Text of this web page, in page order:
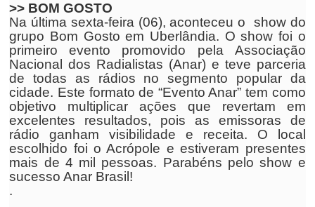
>> BOM GOSTO
Na última sexta-feira (06), aconteceu o show do
grupo Bom Gosto em Uberlândia. O show foi o
primeiro evento promovido pela Associação
Nacional dos Radialistas (Anar) e teve parceria
de todas as rádios no segmento popular da
cidade. Este formato de “Evento Anar” tem como
objetivo multiplicar ações que revertam em
excelentes resultados, pois as emissoras de
rádio ganham visibilidade e receita. O local
escolhido foi o Acrópole e estiveram presentes
mais de 4 mil pessoas. Parabéns pelo show e
sucesso Anar Brasil!
.